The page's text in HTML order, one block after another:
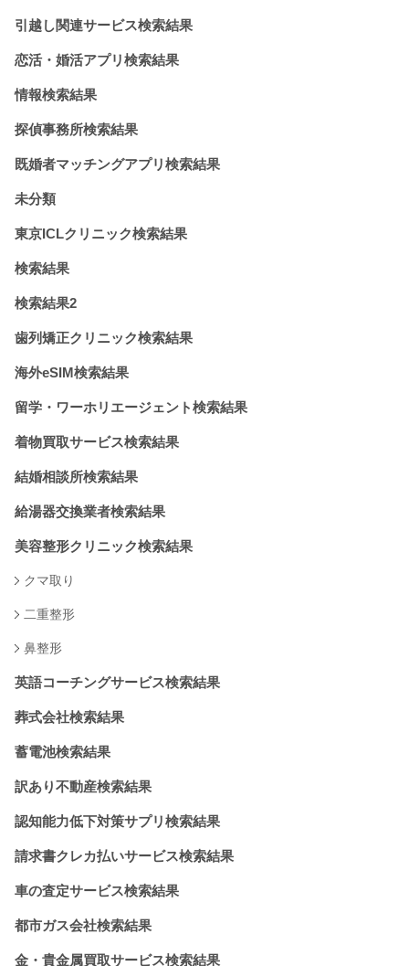
引越し関連サービス検索結果
恋活・婚活アプリ検索結果
情報検索結果
探偵事務所検索結果
既婚者マッチングアプリ検索結果
未分類
東京ICLクリニック検索結果
検索結果
検索結果2
歯列矯正クリニック検索結果
海外eSIM検索結果
留学・ワーホリエージェント検索結果
着物買取サービス検索結果
結婚相談所検索結果
給湯器交換業者検索結果
美容整形クリニック検索結果
クマ取り
二重整形
鼻整形
英語コーチングサービス検索結果
葬式会社検索結果
蓄電池検索結果
訳あり不動産検索結果
認知能力低下対策サプリ検索結果
請求書クレカ払いサービス検索結果
車の査定サービス検索結果
都市ガス会社検索結果
金・貴金属買取サービス検索結果